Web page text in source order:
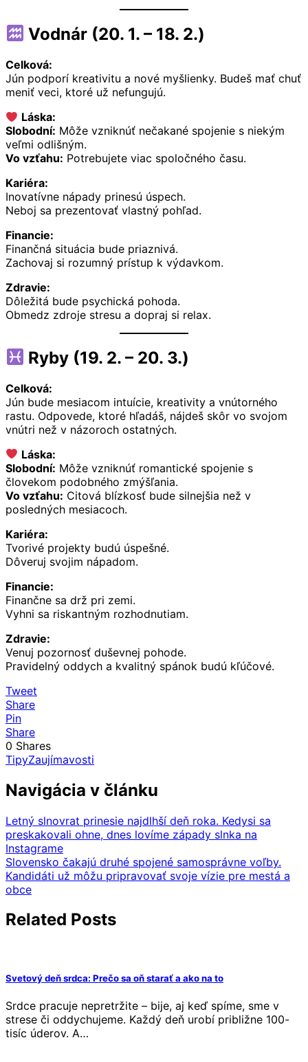
Vodnár (20. 1. – 18. 2.)
Celková:
Jún podporí kreativitu a nové myšlienky. Budeš mať chuť
meniť veci, ktoré už nefungujú.
Láska:
Slobodní: Môže vzniknúť nečakané spojenie s niekým
veľmi odlišným.
Vo vzťahu: Potrebujete viac spoločného času.
Kariéra:
Inovatívne nápady prinesú úspech.
Neboj sa prezentovať vlastný pohľad.
Financie:
Finančná situácia bude priaznivá.
Zachovaj si rozumný prístup k výdavkom.
Zdravie:
Dôležitá bude psychická pohoda.
Obmedz zdroje stresu a dopraj si relax.
Ryby (19. 2. – 20. 3.)
Celková:
Jún bude mesiacom intuície, kreativity a vnútorného
rastu. Odpovede, ktoré hľadáš, nájdeš skôr vo svojom
vnútri než v názoroch ostatných.
Láska:
Slobodní: Môže vzniknúť romantické spojenie s
človekom podobného zmýšľania.
Vo vzťahu: Citová blízkosť bude silnejšia než v
posledných mesiacoch.
Kariéra:
Tvorivé projekty budú úspešné.
Dôveruj svojim nápadom.
Financie:
Finančne sa drž pri zemi.
Vyhni sa riskantným rozhodnutiam.
Zdravie:
Venuj pozornosť duševnej pohode.
Pravidelný oddych a kvalitný spánok budú kľúčové.
Tweet
Share
Pin
Share
0 Shares
TipyZaujímavosti
Navigácia v článku
Letný slnovrat prinesie najdlhší deň roka. Kedysi sa
preskakovali ohne, dnes lovíme západy slnka na
Instagrame
Slovensko čakajú druhé spojené samosprávne voľby.
Kandidáti už môžu pripravovať svoje vízie pre mestá a
obce
Related Posts
Svetový deň srdca: Prečo sa oň starať a ako na to
Srdce pracuje nepretržite – bije, aj keď spíme, sme v
strese či oddychujeme. Každý deň urobí približne 100-
tisíc úderov. A…